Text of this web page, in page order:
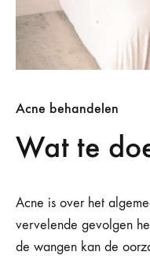
Acne behandelen
Wat te
Acne is over het
vervelende gevolgen
de wangen kan de